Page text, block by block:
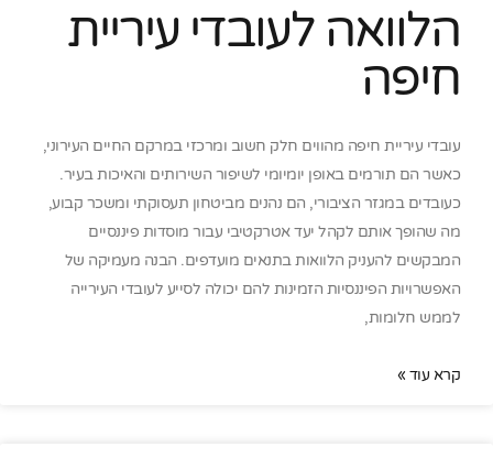
הלוואה לעובדי עיריית
חיפה
עובדי עיריית חיפה מהווים חלק חשוב ומרכזי במרקם החיים העירוני,
כאשר הם תורמים באופן יומיומי לשיפור השירותים והאיכות בעיר.
כעובדים במגזר הציבורי, הם נהנים מביטחון תעסוקתי ומשכר קבוע,
מה שהופך אותם לקהל יעד אטרקטיבי עבור מוסדות פיננסיים
המבקשים להעניק הלוואות בתנאים מועדפים. הבנה מעמיקה של
האפשרויות הפיננסיות הזמינות להם יכולה לסייע לעובדי העירייה
לממש חלומות,
קרא עוד »